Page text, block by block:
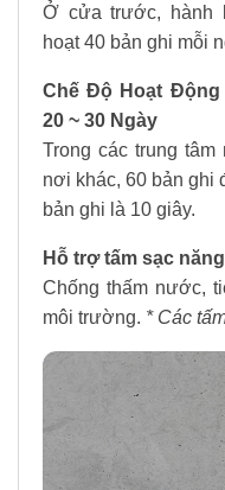
Ở cửa trước, hành
hoạt 40 bản ghi mỗi
Chế Độ Hoạt Động
20 ~ 30 Ngày
Trong các trung
nơi khác, 60 bản ghi
bản ghi là 10 giây.
Hỗ trợ tấm sạc
Chống thấm nước,
môi trường. * Các